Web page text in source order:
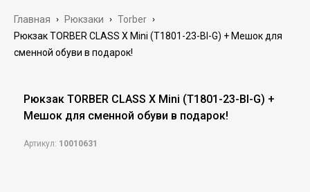
Главная › Рюкзаки › Torber ›
Рюкзак TORBER CLASS X Mini (T1801-23-Bl-G) + Мешок для
сменной обуви в подарок!
Рюкзак TORBER CLASS X Mini (T1801-23-Bl-G) +
Мешок для сменной обуви в подарок!
Артикул: 10010631